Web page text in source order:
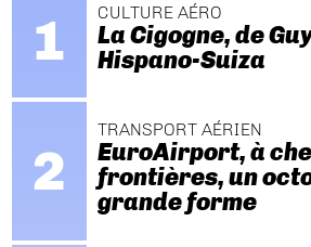
CULTURE AÉRO
La Cigogne, de
Hispano-Suiza
TRANSPORT AÉRIEN
EuroAirport, à
frontières, un
grande forme